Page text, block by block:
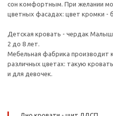
сон комфортным. При желании
цветных фасадах: цвет кромки -
Детская кровать - чердак
2 до 8 лет.
Мебельная фабрика производит
различных цветах: такую
и для девочек.